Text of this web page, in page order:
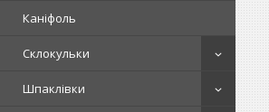
Каніфоль
Склокульки
Шпаклівки